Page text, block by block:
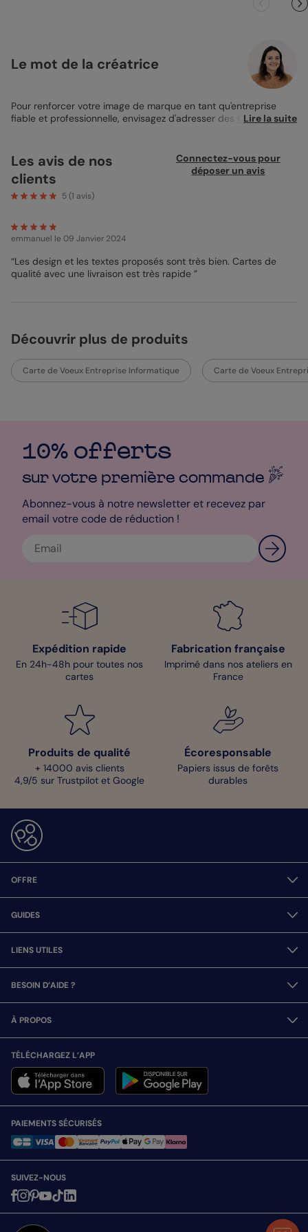
Le mot de la créatrice
Pour renforcer votre image de marque en tant qu'entreprise
fiable et professionnelle, envisagez d'adresser des
Cartes de
message unique, créant ainsi un impact mémorable. Nous
géronsl'impression et l'expédition rapidede vos cartes à
l'adresse de votre choix, et vous avez même la possibilité de
personnaliser l'envoi avec un autocollant distinctif sur
à vos interrogations. De plus, notre garantie de qualité
Zenassure une vérification minutieuse de la qualité des images
Mathilde - Designer
Lire la suite
Les avis de nos
clients
5(1 avis)
Connectez-vous pour
déposer un avis
emmanuel le 09 Janvier 2024
“Les design et les textes proposés sont très bien. Cartes de
qualité avec une livraison est très rapide ”
Découvrir plus de produits
Carte de Voeux Entreprise Informatique Carte de Voeux
10% offerts
sur votre première commande
Abonnez-vous à notre newsletter et recevez par
email votre code de réduction !
Expédition rapide
En 24h-48h pour toutes nos
cartes
Fabrication française
Imprimé dans nos ateliers en
France
Produits de qualité
+ 14000 avis clients
4,9/5 sur Trustpilot et Google
Écoresponsable
Papiers issus de forêts
durables
OFFRE
GUIDES
LIENS UTILES
BESOIN D’AIDE ?
À PROPOS
TÉLÉCHARGEZ L’APP
PAIEMENTS SÉCURISÉS
SUIVEZ-NOUS